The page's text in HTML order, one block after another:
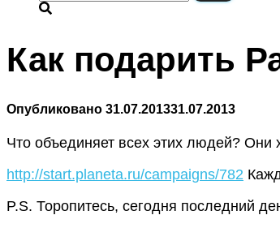
Как подарить
Опубликовано 31.07.201331.07.2013
Что объединяет всех этих людей? Они
http://start.planeta.ru/campaigns/782
P.S. Торопитесь, сегодня последний